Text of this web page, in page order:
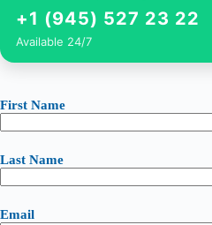
+1 (945) 527 23 22
Available 24/7
First Name
Last Name
Email